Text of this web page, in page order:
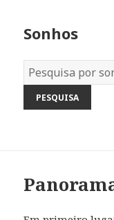
Sonhos
Dicionário
dos
Sonhos: